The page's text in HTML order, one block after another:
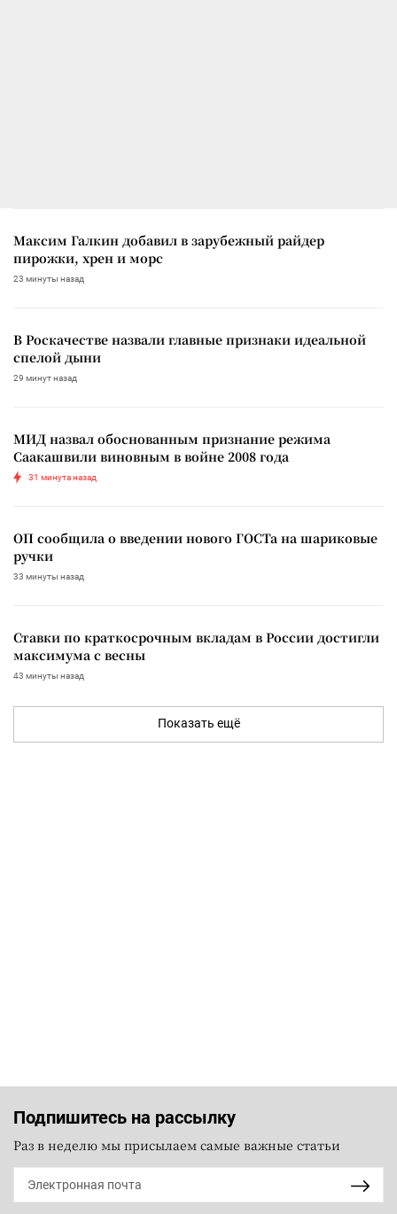
Максим Галкин добавил в зарубежный райдер
пирожки, хрен и морс
23 минуты назад
В Роскачестве назвали главные признаки идеальной
спелой дыни
29 минут назад
МИД назвал обоснованным признание режима
Саакашвили виновным в войне 2008 года
31 минута назад
ОП сообщила о введении нового ГОСТа на шариковые
ручки
33 минуты назад
Ставки по краткосрочным вкладам в России достигли
максимума с весны
43 минуты назад
Показать ещё
Подпишитесь на рассылку
Раз в неделю мы присылаем самые важные статьи